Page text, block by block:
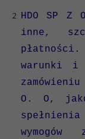
HDO SP
inne,
płatności.
warunki i
O. O,
wymogów